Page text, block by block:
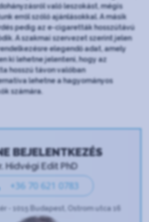
való leszokást, mégis
erről szóló ajánlásokkal. A másik
pedig az e-cigaretták hosszútávú
A szakmai szervezet szerint jelen
elegendő adat, amely
ki lehetne jelenteni, hogy az
hosszú távon valóban
lehetne a hagyományos
számára.
BEJELENTKEZÉS
Hidvégi Edit PhD
+36 70 621 0783
- 1015 Budapest, Ostrom utca 16